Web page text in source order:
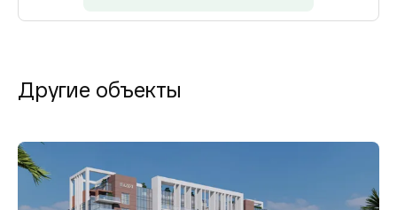
Другие объекты